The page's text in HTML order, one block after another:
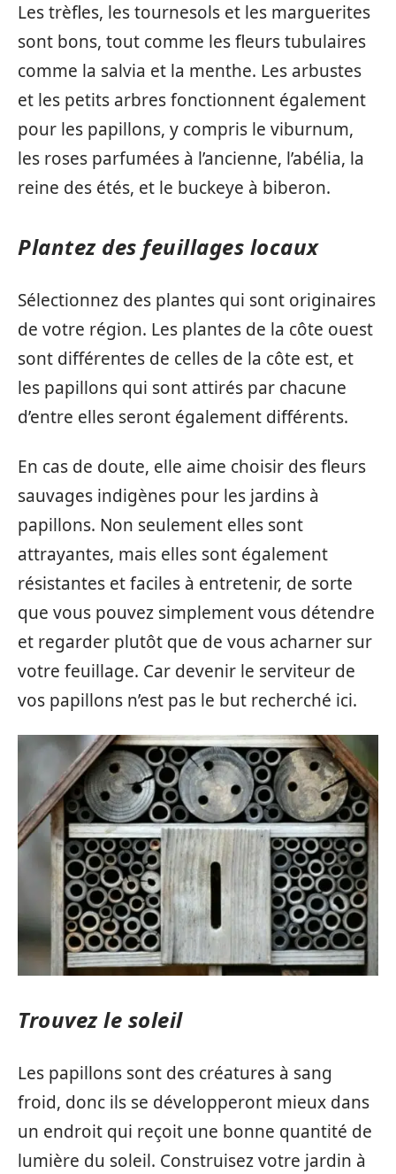
Les trèfles, les tournesols et les marguerites
sont bons, tout comme les fleurs tubulaires
comme la salvia et la menthe. Les arbustes
et les petits arbres fonctionnent également
pour les papillons, y compris le viburnum,
les roses parfumées à l’ancienne, l’abélia, la
reine des étés, et le buckeye à biberon.
Plantez des feuillages locaux
Sélectionnez des plantes qui sont originaires
de votre région. Les plantes de la côte ouest
sont différentes de celles de la côte est, et
les papillons qui sont attirés par chacune
d’entre elles seront également différents.
En cas de doute, elle aime choisir des fleurs
sauvages indigènes pour les jardins à
papillons. Non seulement elles sont
attrayantes, mais elles sont également
résistantes et faciles à entretenir, de sorte
que vous pouvez simplement vous détendre
et regarder plutôt que de vous acharner sur
votre feuillage. Car devenir le serviteur de
vos papillons n’est pas le but recherché ici.
Trouvez le soleil
Les papillons sont des créatures à sang
froid, donc ils se développeront mieux dans
un endroit qui reçoit une bonne quantité de
lumière du soleil. Construisez votre jardin à